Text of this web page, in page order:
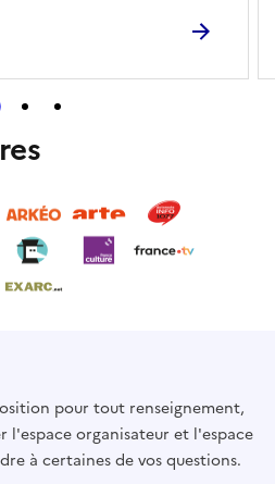
pour tout renseignement,
l'espace organisateur et l'espace
à certaines de vos questions.